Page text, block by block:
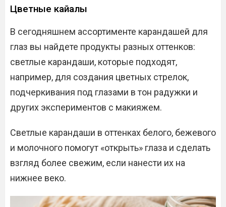
Цветные кайалы
В сегодняшнем ассортименте карандашей для
глаз вы найдете продукты разных оттенков:
светлые карандаши, которые подходят,
например, для создания цветных стрелок,
подчеркивания под глазами в тон радужки и
других экспериментов с макияжем.
Светлые карандаши в оттенках белого, бежевого
и молочного помогут «открыть» глаза и сделать
взгляд более свежим, если нанести их на
нижнее веко.